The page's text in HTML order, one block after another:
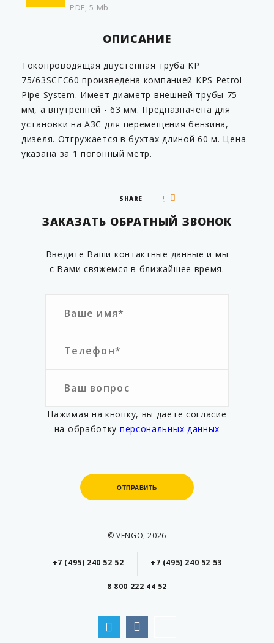
PDF, 5 Mb
ОПИСАНИЕ
Токопроводящая двустенная труба KP
75/63SCEC60 произведена компанией KPS Petrol
Pipe System. Имеет диаметр внешней трубы 75
мм, а внутренней - 63 мм. Предназначена для
установки на АЗС для перемещения бензина,
дизеля. Отгружается в бухтах длиной 60 м. Цена
указана за 1 погонный метр.
SHARE
ЗАКАЗАТЬ ОБРАТНЫЙ ЗВОНОК
Введите Ваши контактные данные и мы
с Вами свяжемся в ближайшее время.
Нажимая на кнопку, вы даете согласие
на обработку персональных данных
ОТПРАВИТЬ
ОТПРАВИТЬ
© VENGO, 2026
+7 (495) 240 52 52 +7 (495) 240 52 53
8 800 222 44 52